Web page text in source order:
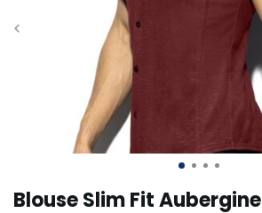
Blouse Slim Fit Aubergine